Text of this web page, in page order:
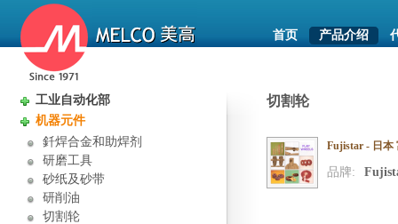
首页 产品介绍
工业自动化部
机器元件
釺焊合金和助焊剂
研磨工具
砂纸及砂带
研削油
切割轮
切割轮
Fujistar - 日本
品牌: